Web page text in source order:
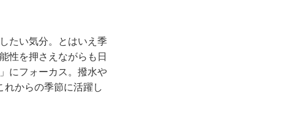
たい気分。とはいえ季
性を押さえながらも日
にフォーカス。撥水や
れからの季節に活躍し